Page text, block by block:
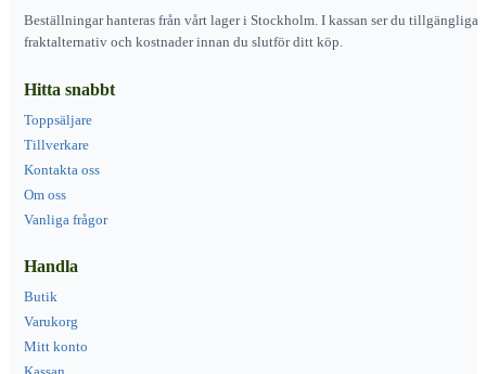
Beställningar hanteras från vårt lager i Stockholm. I kassan ser du tillgängliga
fraktalternativ och kostnader innan du slutför ditt köp.
Hitta snabbt
Toppsäljare
Tillverkare
Kontakta oss
Om oss
Vanliga frågor
Handla
Butik
Varukorg
Mitt konto